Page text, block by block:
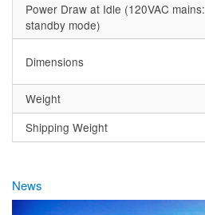
Power Draw at Idle (120VAC mains:
standby mode)
Dimensions
Weight
Shipping Weight
News